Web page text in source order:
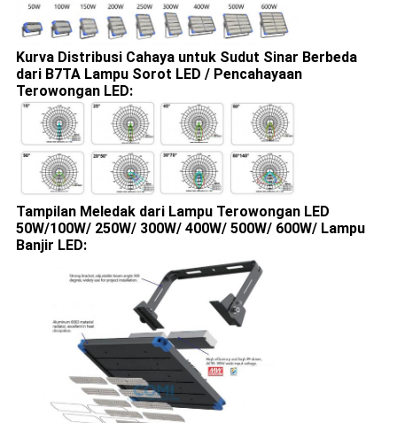
Kurva Distribusi Cahaya untuk Sudut Sinar Berbeda
dari B7TA Lampu Sorot LED / Pencahayaan
Terowongan LED:
Tampilan Meledak dari Lampu Terowongan LED
50W/100W/ 250W/ 300W/ 400W/ 500W/ 600W/ Lampu
Banjir LED: